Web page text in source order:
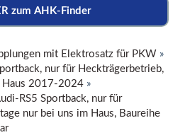
zum AHK-Finder
mit Elektrosatz für PKW »
nur für Heckträgerbetrieb,
Haus 2017-2024 »
RS5 Sportback, nur für
nur bei uns im Haus, Baureihe